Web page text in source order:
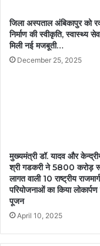
जिला अस्पताल अंबिकापुर को
निर्माण की स्वीकृति, स्वास्थ्य
मिली नई मजबूती…
December 25, 2025
मुख्यमंत्री डॉ. यादव और
श्री गडकरी ने 5800 करोड़
लागत वाली 10 राष्ट्रीय राजमार्ग
परियोजनाओं का किया
पूजन
April 10, 2025